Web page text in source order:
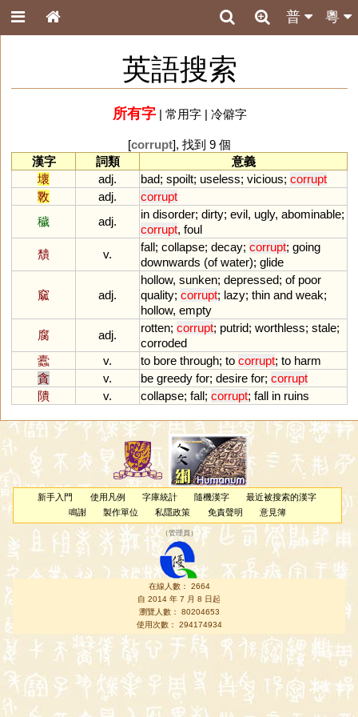
粵
普
英語搜索
所有字| 常用字| 冷僻字
[corrupt], 找到 9 個
漢字
詞類
意義
壞
adj. bad; spoilt; useless; vicious; corrupt
斁
adj.
corrupt
穢
adj.
in disorder; dirty; evil, ugly, abominable;
corrupt, foul
穨
v.
fall; collapse; decay; corrupt; going
downwards (of water); glide
窳 adj.
hollow, sunken; depressed; of poor
quality; corrupt; lazy; thin and weak;
hollow, empty
腐
adj.
rotten; corrupt; putrid; worthless; stale;
corroded
蠹
v. to bore through; to corrupt; to harm
貪
v. be greedy for; desire for; corrupt
隤
v. collapse; fall; corrupt; fall in ruins
新手入門 使用凡例 字庫統計 隨機漢字
最近被搜索的漢字
鳴謝
製作單位 私隱政策 免責聲明 意見簿
（管理員 ）
在線人數： 2664
自 2014 年 7 月 8 日起
瀏覽人數： 80204653
使用次數： 294174934